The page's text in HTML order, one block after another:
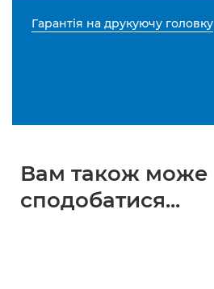
Гарантія на друкуючу головку
Вам також може
сподобатися...